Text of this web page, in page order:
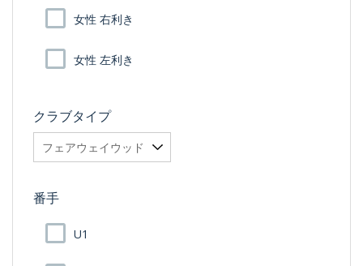
女性 右利き
女性 左利き
クラブタイプ
番手
U1